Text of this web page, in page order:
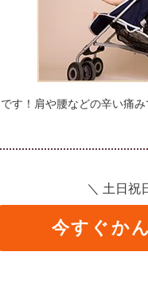
す！肩や腰などの辛い痛
＼ 土日祝
今すぐか